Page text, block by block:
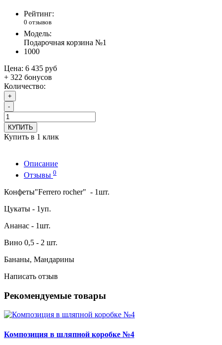
Рейтинг:
0 отзывов
Модель:
Подарочная корзина №1
1000
Цена: 6 435 руб
+ 322 бонусов
Количество:
+
-
КУПИТЬ
Купить в 1 клик
Описание
Отзывы 0
Конфеты"Ferrero rocher" - 1шт.
Цукаты - 1уп.
Ананас - 1шт.
Вино 0,5 - 2 шт.
Бананы, Мандарины
Написать отзыв
Рекомендуемые товары
Композиция в шляпной коробке №4